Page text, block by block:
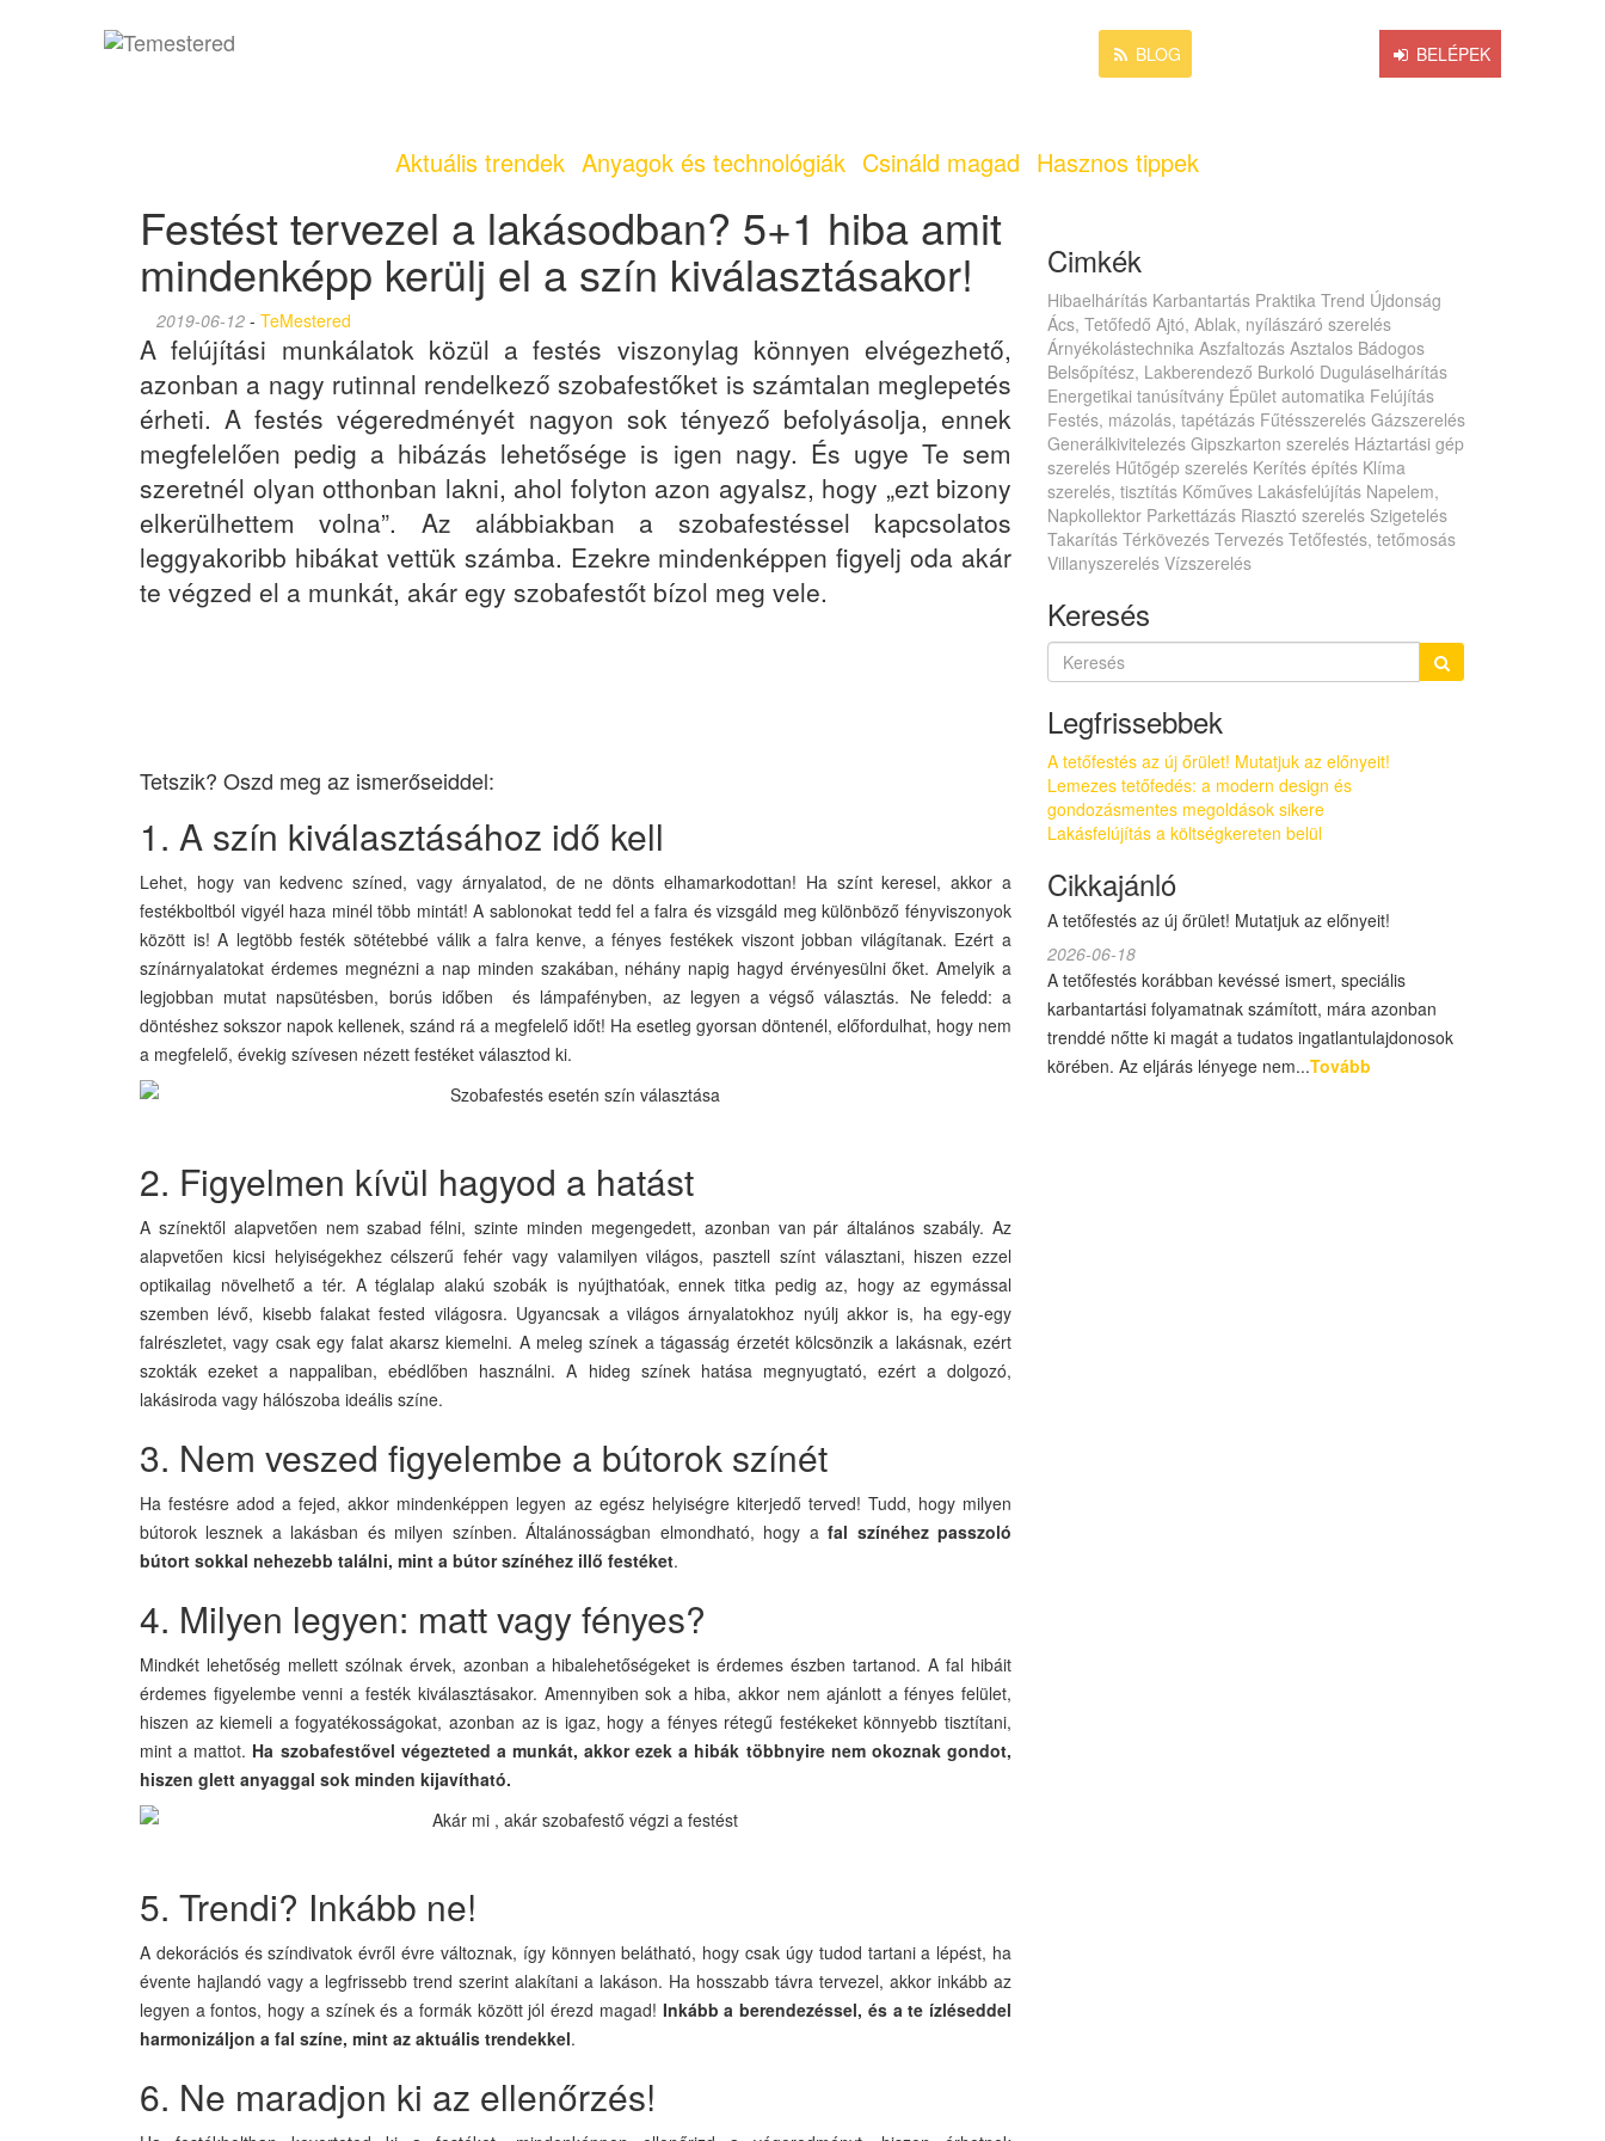
BLOG BELÉPEK
Aktuális trendek Anyagok és technológiák Csináld magad Hasznos tippek
Festést tervezel a lakásodban? 5+1 hiba amit
mindenképp kerülj el a szín kiválasztásakor!
2019-06-12 - TeMestered
A felújítási munkálatok közül a festés viszonylag könnyen elvégezhető,
azonban a nagy rutinnal rendelkező szobafestőket is számtalan meglepetés
érheti. A festés végeredményét nagyon sok tényező befolyásolja, ennek
megfelelően pedig a hibázás lehetősége is igen nagy. És ugye Te sem
szeretnél olyan otthonban lakni, ahol folyton azon agyalsz, hogy „ezt bizony
elkerülhettem volna”. Az alábbiakban a szobafestéssel kapcsolatos
leggyakoribb hibákat vettük számba. Ezekre mindenképpen figyelj oda akár
te végzed el a munkát, akár egy szobafestőt bízol meg vele.
Tetszik? Oszd meg az ismerőseiddel:
1. A szín kiválasztásához idő kell
Lehet, hogy van kedvenc színed, vagy árnyalatod, de ne dönts elhamarkodottan! Ha színt keresel, akkor a
festékboltból vigyél haza minél több mintát! A sablonokat tedd fel a falra és vizsgáld meg különböző fényviszonyok
között is! A legtöbb festék sötétebbé válik a falra kenve, a fényes festékek viszont jobban világítanak. Ezért a
színárnyalatokat érdemes megnézni a nap minden szakában, néhány napig hagyd érvényesülni őket. Amelyik a
legjobban mutat napsütésben, borús időben és lámpafényben, az legyen a végső választás. Ne feledd: a
döntéshez sokszor napok kellenek, szánd rá a megfelelő időt! Ha esetleg gyorsan döntenél, előfordulhat, hogy nem
a megfelelő, évekig szívesen nézett festéket választod ki.
2. Figyelmen kívül hagyod a hatást
A színektől alapvetően nem szabad félni, szinte minden megengedett, azonban van pár általános szabály. Az
alapvetően kicsi helyiségekhez célszerű fehér vagy valamilyen világos, pasztell színt választani, hiszen ezzel
optikailag növelhető a tér. A téglalap alakú szobák is nyújthatóak, ennek titka pedig az, hogy az egymással
szemben lévő, kisebb falakat fested világosra. Ugyancsak a világos árnyalatokhoz nyúlj akkor is, ha egy-egy
falrészletet, vagy csak egy falat akarsz kiemelni. A meleg színek a tágasság érzetét kölcsönzik a lakásnak, ezért
szokták ezeket a nappaliban, ebédlőben használni. A hideg színek hatása megnyugtató, ezért a dolgozó,
lakásiroda vagy hálószoba ideális színe.
3. Nem veszed figyelembe a bútorok színét
Ha festésre adod a fejed, akkor mindenképpen legyen az egész helyiségre kiterjedő terved! Tudd, hogy milyen
bútorok lesznek a lakásban és milyen színben. Általánosságban elmondható, hogy afal színéhez passzoló
bútort sokkal nehezebb találni, mint a bútor színéhez illő festéket.
4. Milyen legyen: matt vagy fényes?
Mindkét lehetőség mellett szólnak érvek, azonban a hibalehetőségeket is érdemes észben tartanod. A fal hibáit
érdemes figyelembe venni a festék kiválasztásakor. Amennyiben sok a hiba, akkor nem ajánlott a fényes felület,
hiszen az kiemeli a fogyatékosságokat, azonban az is igaz, hogy a fényes rétegű festékeket könnyebb tisztítani,
mint a mattot. Ha szobafestővel végezteted a munkát, akkor ezek a hibák többnyire nem okoznak gondot,
hiszen glett anyaggal sok minden kijavítható.
5. Trendi? Inkább ne!
A dekorációs és színdivatok évről évre változnak, így könnyen belátható, hogy csak úgy tudod tartani a lépést, ha
évente hajlandó vagy a legfrissebb trend szerint alakítani a lakáson. Ha hosszabb távra tervezel, akkor inkább az
legyen a fontos, hogy a színek és a formák között jól érezd magad! Inkább a berendezéssel, és a te ízléseddel
harmonizáljon a fal színe, mint az aktuális trendekkel.
6. Ne maradjon ki az ellenőrzés!
Cimkék
Hibaelhárítás Karbantartás Praktika Trend Újdonság
Ács, Tetőfedő Ajtó, Ablak, nyílászáró szerelés
Árnyékolástechnika Aszfaltozás Asztalos Bádogos
Belsőpítész, Lakberendező Burkoló Duguláselhárítás
Energetikai tanúsítvány Épület automatika Felújítás
Festés, mázolás, tapétázás Fűtésszerelés Gázszerelés
Generálkivitelezés Gipszkarton szerelés Háztartási gép
szerelés Hűtőgép szerelés Kerítés építés Klíma
szerelés, tisztítás Kőműves Lakásfelújítás Napelem,
Napkollektor Parkettázás Riasztó szerelés Szigetelés
Takarítás Térkövezés Tervezés Tetőfestés, tetőmosás
Villanyszerelés Vízszerelés
Keresés
Legfrissebbek
A tetőfestés az új őrület! Mutatjuk az előnyeit!
Lemezes tetőfedés: a modern design és
gondozásmentes megoldások sikere
Lakásfelújítás a költségkereten belül
Cikkajánló
A tetőfestés az új őrület! Mutatjuk az előnyeit!
2026-06-18
A tetőfestés korábban kevéssé ismert, speciális
karbantartási folyamatnak számított, mára azonban
trenddé nőtte ki magát a tudatos ingatlantulajdonosok
körében. Az eljárás lényege nem...Tovább